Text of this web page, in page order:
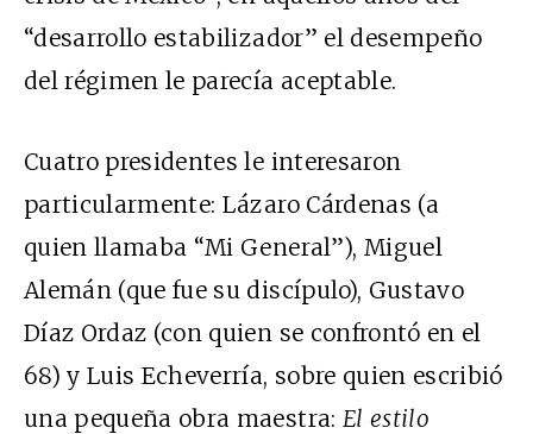
“desarrollo estabilizador” el desempeño
del régimen le parecía aceptable.
Cuatro presidentes le interesaron
particularmente: Lázaro Cárdenas (a
quien llamaba “Mi General”), Miguel
Alemán (que fue su discípulo), Gustavo
Díaz Ordaz (con quien se confrontó en el
68) y Luis Echeverría, sobre quien escribió
una pequeña obra maestra: El estilo